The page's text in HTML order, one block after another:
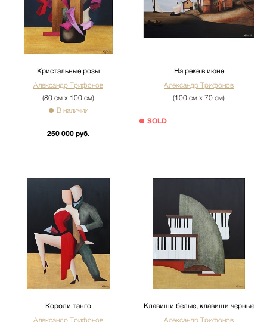
Кристальные розы
Александр Трифонов
(80 см х 100 см)
В наличии
250 000 руб.
На реке в июне
Александр Трифонов
(100 см х 70 см)
SOLD
Короли танго
Александр Трифонов
Клавиши белые, клавиши черные
Александр Трифонов